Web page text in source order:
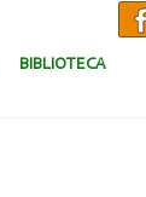
BIBLIOTECA